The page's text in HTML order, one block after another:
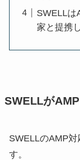
SWELLは
家と提携
SWELLが
SWELLのAMP
す。